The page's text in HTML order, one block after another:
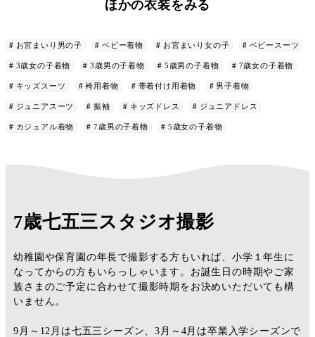
ほかの衣装をみる
お宮まいり男の子 ベビー着物 お宮まいり女の子 ベビースーツ
3歳女の子着物 3歳男の子着物 5歳男の子着物 7歳女の子着物
キッズスーツ 袴用着物 帯着付け用着物 男子着物
ジュニアスーツ 振袖 キッズドレス ジュニアドレス
カジュアル着物 7歳男の子着物 5歳女の子着物
7歳七五三スタジオ撮影
幼稚園や保育園の年長で撮影する方もいれば、小学１年生に
なってからの方もいらっしゃいます。お誕生日の時期やご家
族さまのご予定に合わせて撮影時期をお決めいただいても構
いません。
9月～12月は七五三シーズン、3月～4月は卒業入学シーズンで